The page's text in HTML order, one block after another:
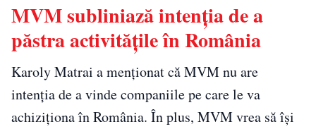
MVM subliniază intenția de a
păstra activitățile în România
Karoly Matrai a menționat că MVM nu are
intenția de a vinde companiile pe care le va
achiziționa în România. În plus, MVM vrea să își